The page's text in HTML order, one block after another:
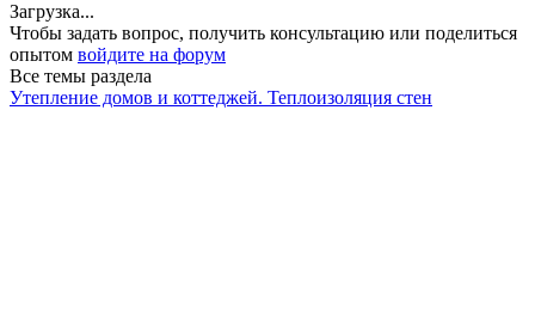
Загрузка...
Чтобы задать вопрос, получить консультацию или поделиться
опытом войдите на форум
Все темы раздела
Утепление домов и коттеджей. Теплоизоляция стен